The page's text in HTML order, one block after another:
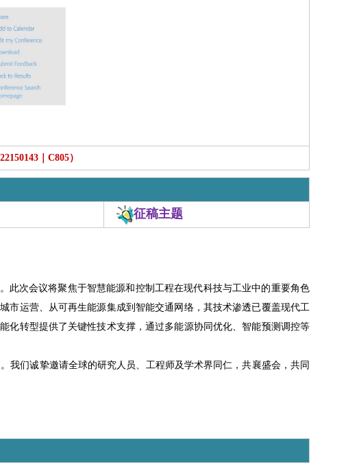
｜C805）
征稿主题
此次会议将聚焦于智慧能源和控制工程在现代科技与工业中的重要角色
市运营、从可再生能源集成到智能交通网络，其技术渗透已覆盖现代工
化转型提供了关键性技术支撑，通过多能源协同优化、智能预测调控等
们诚挚邀请全球的研究人员、工程师及学术界同仁，共襄盛会，共同